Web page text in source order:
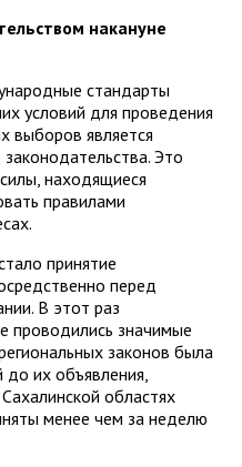
накануне
стандарты
условий для проведения
выборов является
Это
находящиеся
правилами
принятие
перед
В этот раз
проводились значимые
законов была
их объявления,
областях
менее чем за неделю